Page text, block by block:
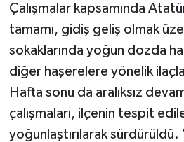
Çalışmalar kapsamında
tamamı, gidiş geliş olmak
sokaklarında yoğun dozda
diğer haşerelere yönelik
Hafta sonu da aralıksız
çalışmaları, ilçenin tespit
yoğunlaştırılarak sürdürüldü.